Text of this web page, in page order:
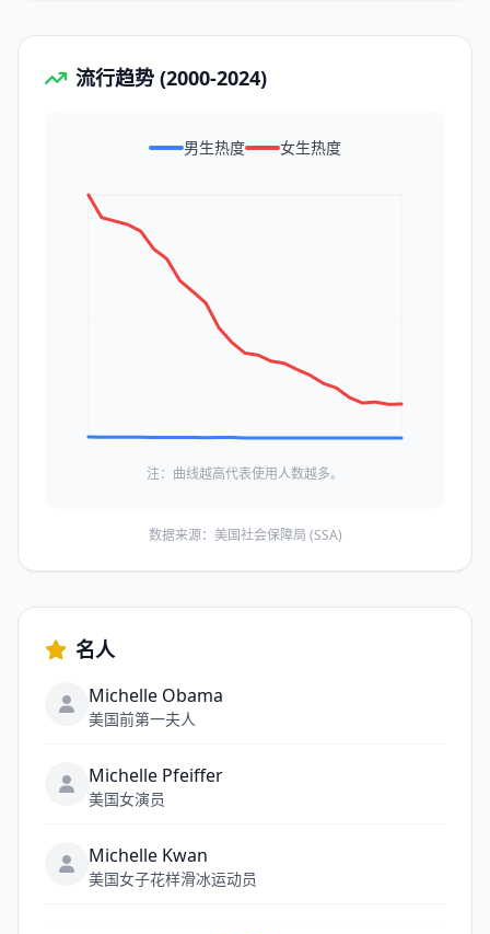
流行趋势 (2000-2024)
男生热度 女生热度
注：曲线越高代表使用人数越多。
数据来源：美国社会保障局 (SSA)
名人
Michelle Obama
美国前第一夫人
Michelle Pfeiffer
美国女演员
Michelle Kwan
美国女子花样滑冰运动员